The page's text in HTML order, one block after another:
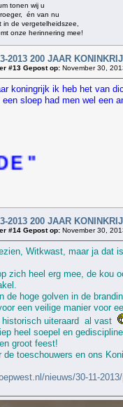
tonen wij u
én van nu
in de vergetelheidszee,
onze herinnering mee!
2013 200 JAAR
#13 Gepost op: November 30,
koningrijk ik heb het van
sloep had men wel een
2013 200 JAAR
#14 Gepost op: November 30,
Witkwast, maar ja dat
zich heel erg mee, de kou
de hoge golven in de
een veilige manier voor
historisch uiteraard al vast
heel soepel en
groot feest!
de toeschouwers en ons
nieuws/30-11-